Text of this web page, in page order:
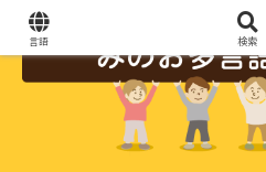
言語 検索